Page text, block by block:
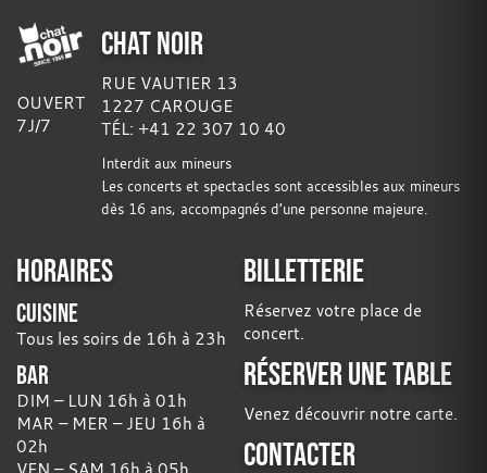
OUVERT
7J/7
CHAT NOIR
RUE VAUTIER 13
1227 CAROUGE
TÉL: +41 22 307 10 40
Interdit aux mineurs
Les concerts et spectacles sont accessibles aux mineurs
dès 16 ans, accompagnés d’une personne majeure.
HORAIRES
CUISINE
Tous les soirs de 16h à 23h
BAR
DIM – LUN 16h à 01h
MAR – MER – JEU 16h à
02h
VEN – SAM 16h à 05h
BILLETTERIE
Réservez votre place de
concert.
RÉSERVER UNE TABLE
Venez découvrir notre carte.
CONTACTER